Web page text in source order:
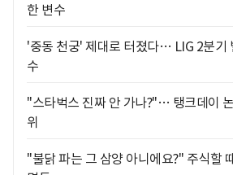
한 변수
'중동 천궁' 제대로 터졌다… LIG 2분기
수
"스타벅스 진짜 안 가나?"… 탱크데이
위
"불닭 파는 그 삼양 아니에요?" 주식할